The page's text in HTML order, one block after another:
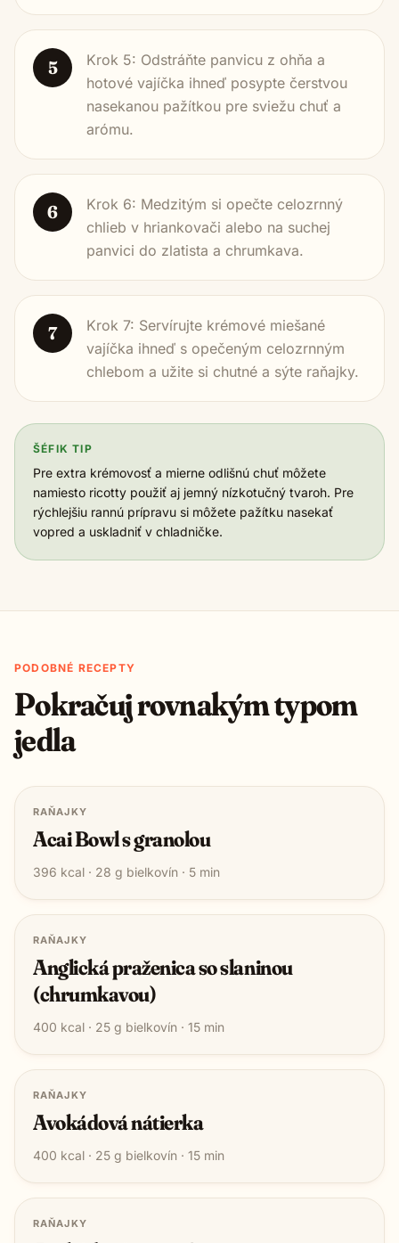
5
Krok 5: Odstráňte panvicu z ohňa a
hotové vajíčka ihneď posypte čerstvou
nasekanou pažítkou pre sviežu chuť a
arómu.
6
Krok 6: Medzitým si opečte celozrnný
chlieb v hriankovači alebo na suchej
panvici do zlatista a chrumkava.
7
Krok 7: Servírujte krémové miešané
vajíčka ihneď s opečeným celozrnným
chlebom a užite si chutné a sýte raňajky.
ŠÉFIK TIP
Pre extra krémovosť a mierne odlišnú chuť môžete
namiesto ricotty použiť aj jemný nízkotučný tvaroh. Pre
rýchlejšiu rannú prípravu si môžete pažítku nasekať
vopred a uskladniť v chladničke.
PODOBNÉ RECEPTY
Pokračuj rovnakým typom
jedla
RAŇAJKY
Acai Bowl s granolou
396 kcal · 28 g bielkovín · 5 min
RAŇAJKY
Anglická praženica so slaninou
(chrumkavou)
400 kcal · 25 g bielkovín · 15 min
RAŇAJKY
Avokádová nátierka
400 kcal · 25 g bielkovín · 15 min
RAŇAJKY